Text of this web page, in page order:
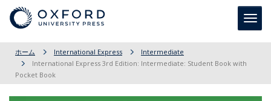
ホーム International Express
Intermediate
International Express 3rd Edition: Intermediate: Student Book with
Pocket Book